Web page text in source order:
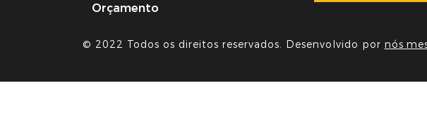
Orçamento
© 2022 Todos os direitos reservados. Desenvolvido por nós